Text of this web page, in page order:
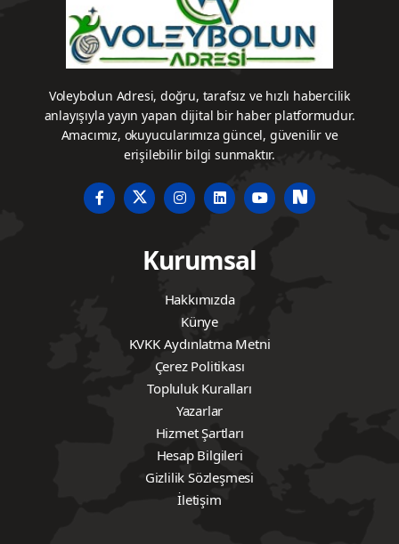
Voleybolun Adresi, doğru, tarafsız ve hızlı habercilik
anlayışıyla yayın yapan dijital bir haber platformudur.
Amacımız, okuyucularımıza güncel, güvenilir ve
erişilebilir bilgi sunmaktır.
Kurumsal
Hakkımızda
Künye
KVKK Aydınlatma Metni
Çerez Politikası
Topluluk Kuralları
Yazarlar
Hizmet Şartları
Hesap Bilgileri
Gizlilik Sözleşmesi
İletişim